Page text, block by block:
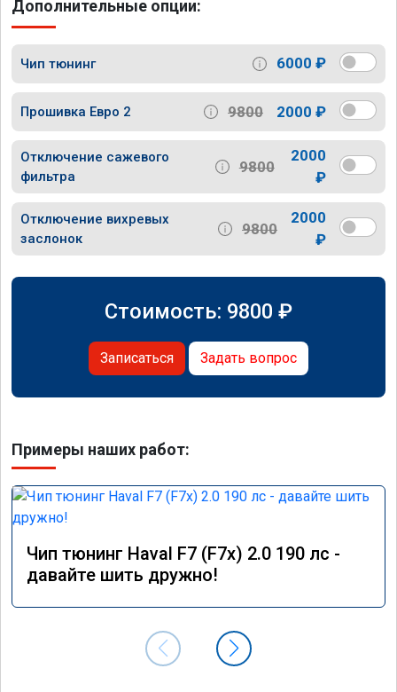
Дополнительные опции:
Чип тюнинг 6000 ₽
Прошивка Евро 2 9800 2000 ₽
Отключение сажевого
фильтра
9800
2000
₽
Отключение вихревых
заслонок
9800
2000
₽
Стоимость: 9800 ₽
Записаться Задать вопрос
Примеры наших работ:
Чип тюнинг Haval F7 (F7x) 2.0 190 лс -
давайте шить дружно!